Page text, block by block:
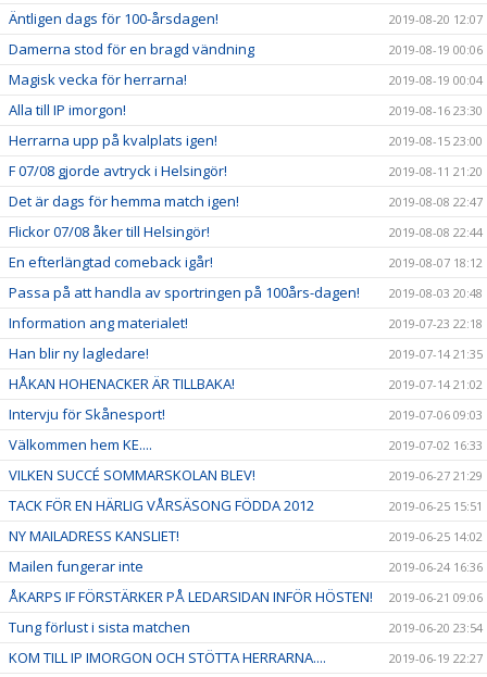
Äntligen dags för 100-årsdagen! 2019-08-20 12:07
Damerna stod för en bragd vändning 2019-08-19 00:06
Magisk vecka för herrarna! 2019-08-19 00:04
Alla till IP imorgon! 2019-08-16 23:30
Herrarna upp på kvalplats igen! 2019-08-15 23:00
F 07/08 gjorde avtryck i Helsingör! 2019-08-11 21:20
Det är dags för hemma match igen! 2019-08-08 22:47
Flickor 07/08 åker till Helsingör! 2019-08-08 22:44
En efterlängtad comeback igår! 2019-08-07 18:12
Passa på att handla av sportringen på 100års-dagen! 2019-08-03 20:48
Information ang materialet! 2019-07-23 22:18
Han blir ny lagledare! 2019-07-14 21:35
HÅKAN HOHENACKER ÄR TILLBAKA! 2019-07-14 21:02
Intervju för Skånesport! 2019-07-06 09:03
Välkommen hem KE.... 2019-07-02 16:33
VILKEN SUCCÉ SOMMARSKOLAN BLEV! 2019-06-27 21:29
TACK FÖR EN HÄRLIG VÅRSÄSONG FÖDDA 2012 2019-06-25 15:51
NY MAILADRESS KANSLIET! 2019-06-25 14:02
Mailen fungerar inte 2019-06-24 16:36
ÅKARPS IF FÖRSTÄRKER PÅ LEDARSIDAN INFÖR HÖSTEN! 2019-06-21 09:06
Tung förlust i sista matchen 2019-06-20 23:54
KOM TILL IP IMORGON OCH STÖTTA HERRARNA.... 2019-06-19 22:27